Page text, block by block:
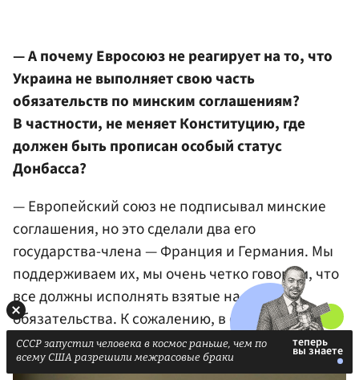
— А почему Евросоюз не реагирует на то, что
Украина не выполняет свою часть
обязательств по минским соглашениям?
В частности, не меняет Конституцию, где
должен быть прописан особый статус
Донбасса?
— Европейский союз не подписывал минские
соглашения, но это сделали два его
государства-члена — Франция и Германия. Мы
поддерживаем их, мы очень четко говорим, что
все должны исполнять взятые на себя
обязательства. К сожалению, в основном
именно Россия затягивает с этим.
СССР запустил человека в космос раньше, чем по
всему США разрешили межрасовые браки